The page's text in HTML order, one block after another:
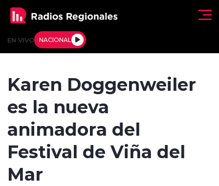
EN VIVO NACIONAL
Tendencias
Deportes
Karen Doggenweiler
es la nueva
animadora del
Festival de Viña del
Mar